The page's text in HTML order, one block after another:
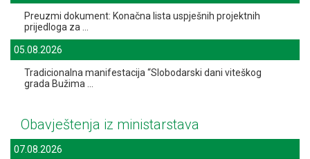
Preuzmi dokument: Konačna lista uspješnih projektnih
prijedloga za ...
05.08.2026
Tradicionalna manifestacija “Slobodarski dani viteškog
grada Bužima ...
Obavještenja iz ministarstava
07.08.2026